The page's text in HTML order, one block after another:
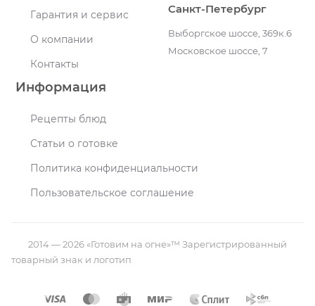
Гарантия и сервис
О компании
Контакты
Информация
Рецепты блюд
Статьи о готовке
Политика конфиденциальности
Пользовательское соглашение
Санкт-Петербург
Выборгское шоссе, 369к.6
Московское шоссе, 7
2014 — 2026 «Готовим на огне»™ Зарегистрированный
товарный знак и логотип